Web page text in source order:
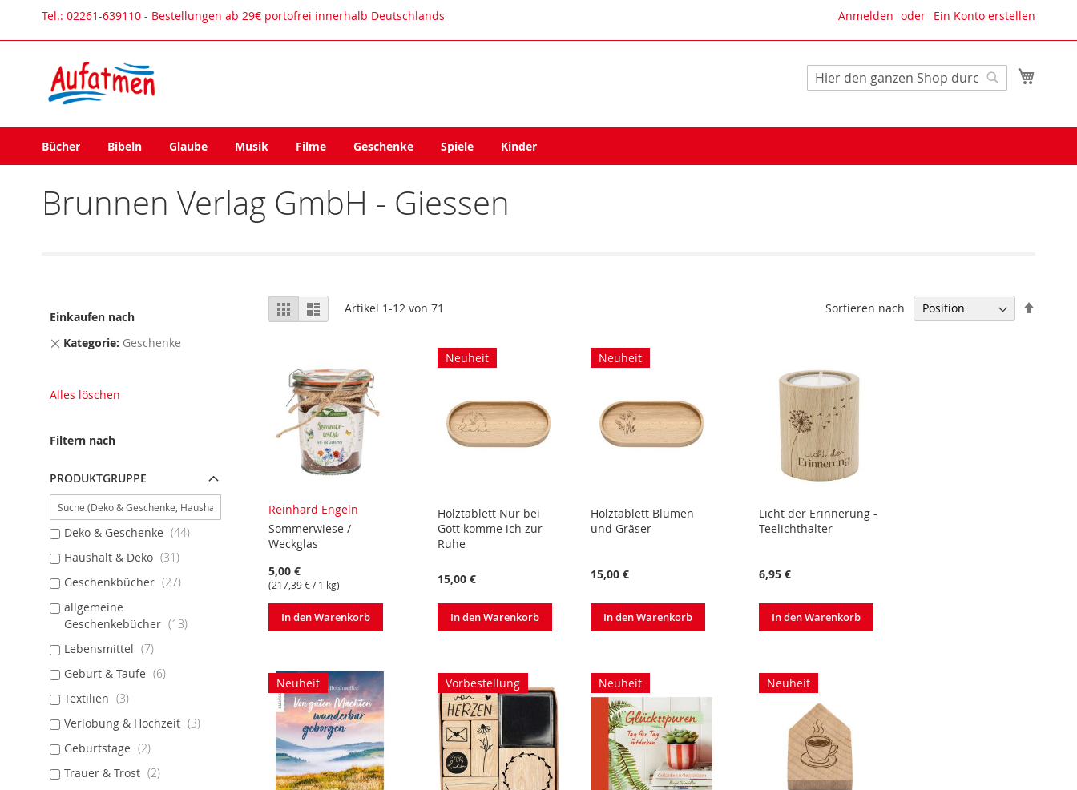
Direkt
Anmelden Ein Konto erstellen
Tel.: 02261-639110 - Bestellungen ab 29€ portofrei innerhalb Deutschlands
Suche
Bücher Bibeln Glaube Musik Filme Geschenke Spiele Kinder
Brunnen Verlag GmbH - Giessen
Ansicht
als
RasterListe Artikel 1-12 von71 Sortieren nach
Reinhard Engeln
Sommerwiese /
Weckglas
5,00 €
(217,39 €/ 1 kg)
In den Warenkorb
Neuheit
Holztablett Nur bei
Gott komme ich zur
Ruhe
15,00 €
In den Warenkorb
Neuheit
Holztablett Blumen
und Gräser
15,00 €
In den Warenkorb
Licht der Erinnerung -
Teelichthalter
6,95 €
In den Warenkorb
Neuheit Vorbestellung Neuheit Neuheit
Einkaufen nach
Kategorie Geschenke
Dies
Alles löschen
Filtern nach
PRODUKTGRUPPE
Deko & Geschenke
44
Haushalt & Deko
31
Geschenkbücher
27
allgemeine
Geschenkebücher
13
Lebensmittel
7
Geburt & Taufe
6
Textilien
3
Verlobung & Hochzeit
3
Geburtstage
2
Trauer & Trost
2